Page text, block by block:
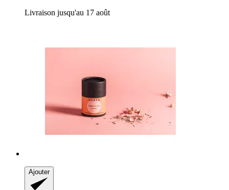
Livraison jusqu'au 17 août
Ajouter